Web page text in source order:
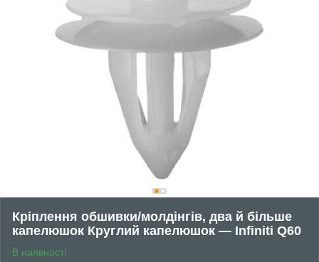
Кріплення обшивки/молдінгів, два й більше
капелюшок Круглий капелюшок — Infiniti Q60
В наявності